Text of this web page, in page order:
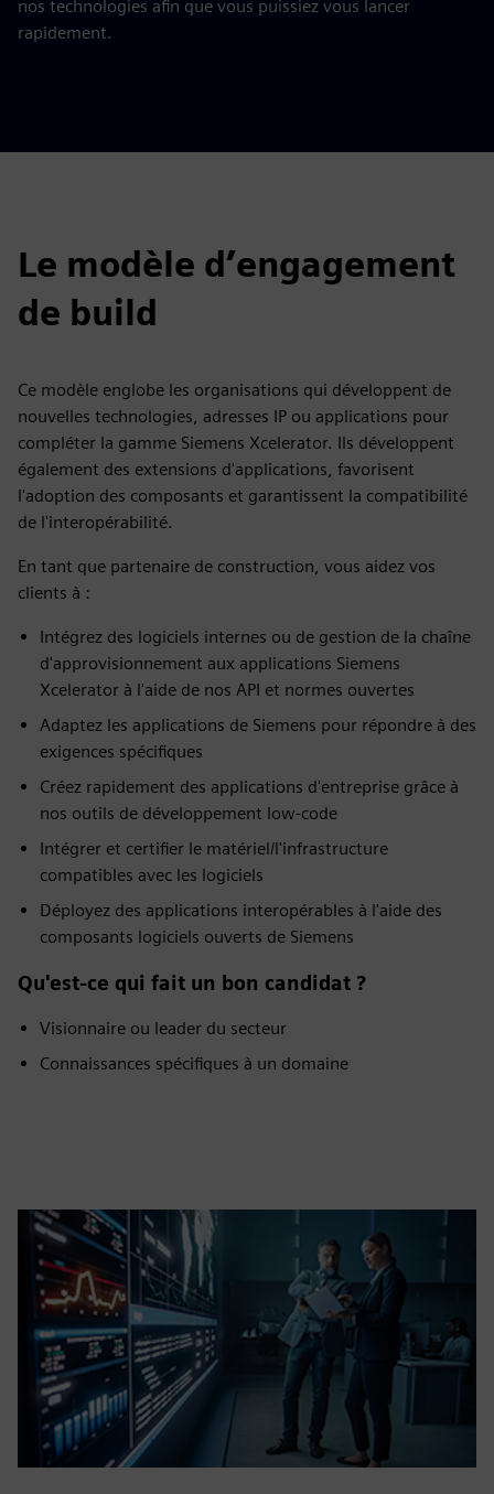
nos technologies afin que vous puissiez vous lancer
rapidement.
Le modèle d’engagement
de build
Ce modèle englobe les organisations qui développent de
nouvelles technologies, adresses IP ou applications pour
compléter la gamme Siemens Xcelerator. Ils développent
également des extensions d'applications, favorisent
l'adoption des composants et garantissent la compatibilité
de l'interopérabilité.
En tant que partenaire de construction, vous aidez vos
clients à :
Intégrez des logiciels internes ou de gestion de la chaîne
d'approvisionnement aux applications Siemens
Xcelerator à l'aide de nos API et normes ouvertes
Adaptez les applications de Siemens pour répondre à des
exigences spécifiques
Créez rapidement des applications d'entreprise grâce à
nos outils de développement low-code
Intégrer et certifier le matériel/l'infrastructure
compatibles avec les logiciels
Déployez des applications interopérables à l'aide des
composants logiciels ouverts de Siemens
Qu'est-ce qui fait un bon candidat ?
Visionnaire ou leader du secteur
Connaissances spécifiques à un domaine